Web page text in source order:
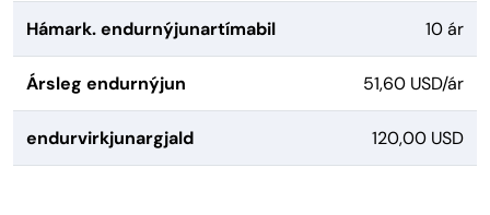
Hámark. endurnýjunartímabil 10 ár
Ársleg endurnýjun 51,60 USD/ár
endurvirkjunargjald 120,00 USD